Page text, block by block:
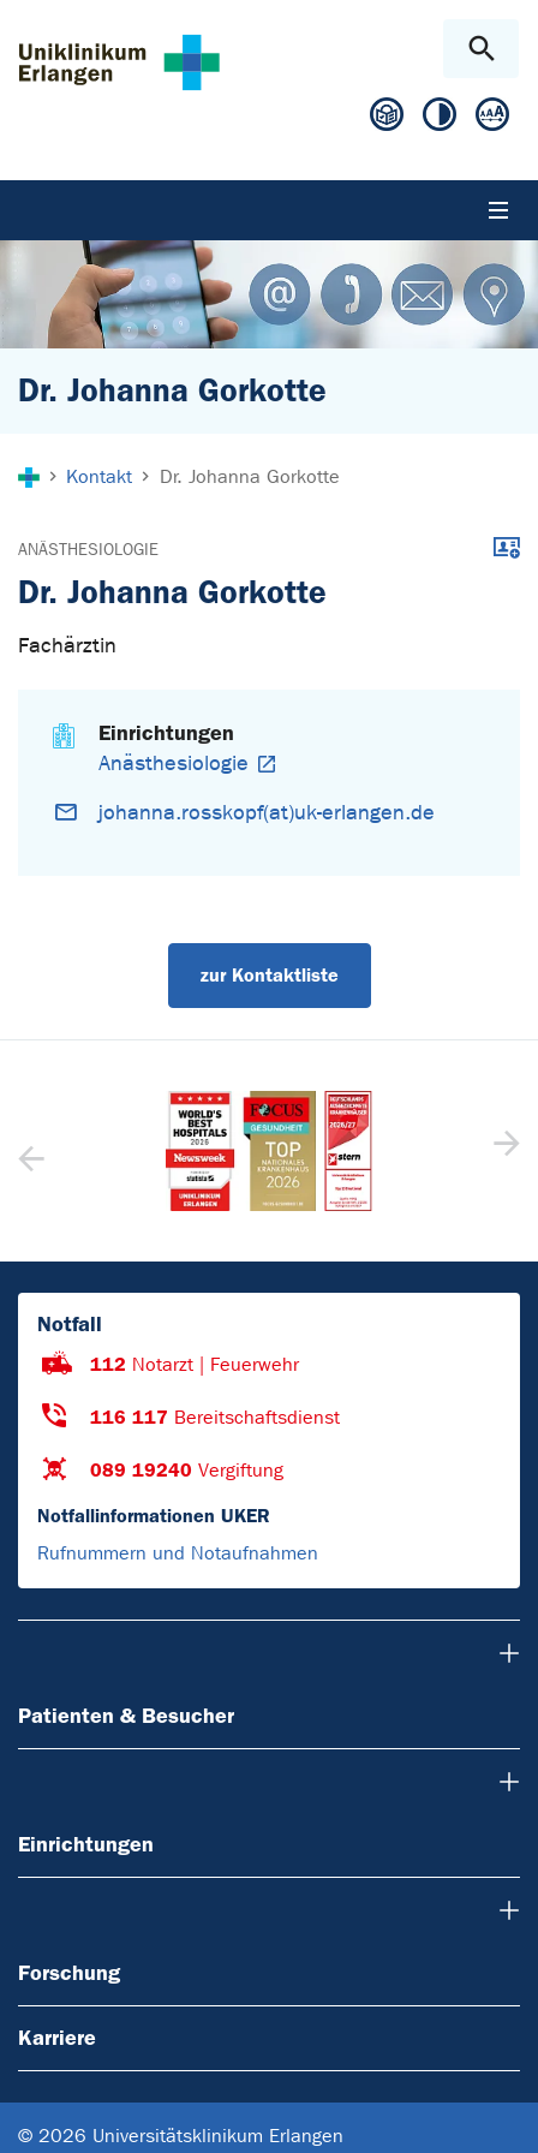
Dr. Johanna Gorkotte
Kontakt Dr. Johanna Gorkotte
ANÄSTHESIOLOGIE
Dr. Johanna Gorkotte
Fachärztin
Einrichtungen
Anästhesiologie
johanna.rosskopf(at)uk-erlangen.de
zur Kontaktliste
Notfall
112 Notarzt | Feuerwehr
116 117 Bereitschaftsdienst
089 19240 Vergiftung
Notfallinformationen UKER
Rufnummern und Notaufnahmen
Patienten & Besucher
Einrichtungen
Forschung
Karriere
© 2026 Universitätsklinikum Erlangen